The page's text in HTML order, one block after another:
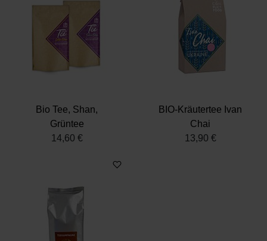
weiteren Daten zusammen, die Sie ihnen bereitgestellt
haben oder die sie im Rahmen Ihrer Nutzung der Dienste
gesammelt haben.
Datenschutz
Impressum
Bio Tee, Shan,
Grüntee
14,60 €
BIO-Kräutertee Ivan
Chai
13,90 €